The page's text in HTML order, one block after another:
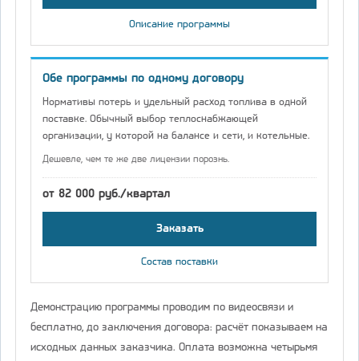
Описание программы
Обе программы по одному договору
Нормативы потерь и удельный расход топлива в одной
поставке. Обычный выбор теплоснабжающей
организации, у которой на балансе и сети, и котельные.
Дешевле, чем те же две лицензии порознь.
от 82 000 руб./квартал
Заказать
Состав поставки
Демонстрацию программы проводим по видеосвязи и
бесплатно, до заключения договора: расчёт показываем на
исходных данных заказчика. Оплата возможна четырьмя